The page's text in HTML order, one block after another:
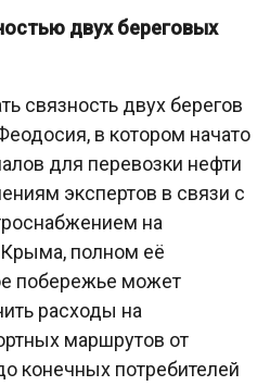
двух береговых
связность двух берегов
в котором начато
для перевозки нефти
экспертов в связи с
на
полном её
побережье может
расходы на
маршрутов от
конечных потребителей